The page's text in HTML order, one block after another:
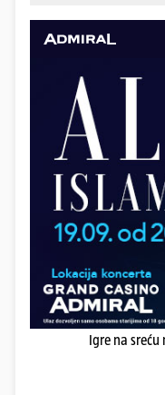
Igre na